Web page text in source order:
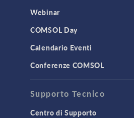
Webinar
COMSOL Day
Calendario Eventi
Conferenze COMSOL
Supporto Tecnico
Centro di Supporto